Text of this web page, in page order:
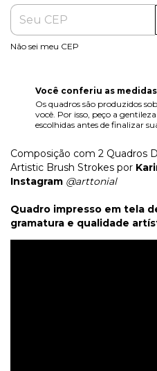
Não sei meu CEP
Você conferiu as
Os quadros são produzidos
você. Por isso, peço a
escolhidas antes de finalizar
Composição com 2 Quadros
Artistic Brush Strokes por
Instagram @arttonial
Quadro impresso em tela
gramatura e qualidade